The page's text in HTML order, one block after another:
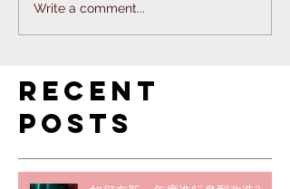
Write a comment...
Recent
Posts